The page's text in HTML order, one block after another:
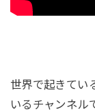
世界で起きてい
いるチャンネル